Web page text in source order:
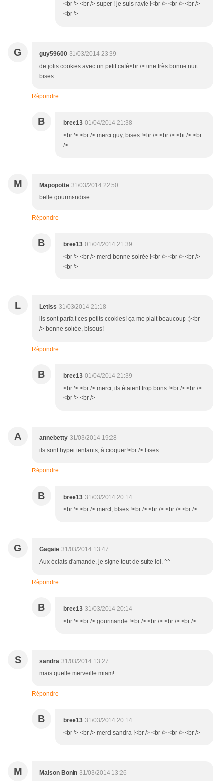
<br /> <br /> super ! je suis ravie !<br /> <br /> <br />
<br />
G guy59600 31/03/2014 23:39
de jolis cookies avec un petit café<br /> une très bonne nuit
bises
Répondre
B bree13 01/04/2014 21:38
<br /> <br /> merci guy, bises !<br /> <br /> <br /> <br
/>
M Mapopotte 31/03/2014 22:50
belle gourmandise
Répondre
B bree13 01/04/2014 21:39
<br /> <br /> merci bonne soirée !<br /> <br /> <br />
<br />
L Letiss 31/03/2014 21:18
ils sont parfait ces petits cookies! ça me plait beaucoup :)<br
/> bonne soirée, bisous!
Répondre
B bree13 01/04/2014 21:39
<br /> <br /> merci, ils étaient trop bons !<br /> <br />
<br /> <br />
A annebetty 31/03/2014 19:28
ils sont hyper tentants, à croquer!<br /> bises
Répondre
B bree13 31/03/2014 20:14
<br /> <br /> merci, bises !<br /> <br /> <br /> <br />
G Gagaie 31/03/2014 13:47
Aux éclats d'amande, je signe tout de suite lol. ^^
Répondre
B bree13 31/03/2014 20:14
<br /> <br /> gourmande !<br /> <br /> <br /> <br />
S sandra 31/03/2014 13:27
mais quelle merveille miam!
Répondre
B bree13 31/03/2014 20:14
<br /> <br /> merci sandra !<br /> <br /> <br /> <br />
M Maison Bonin 31/03/2014 13:26